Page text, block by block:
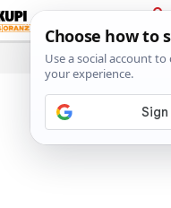
PRIJAVA